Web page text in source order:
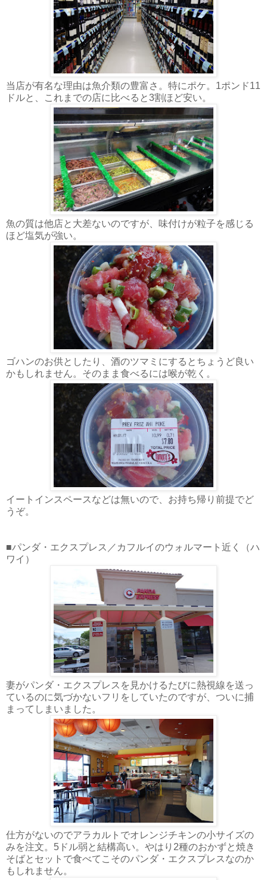
当店が有名な理由は魚介類の豊富さ。特にポケ。1ポンド11
ドルと、これまでの店に比べると3割ほど安い。
魚の質は他店と大差ないのですが、味付けが粒子を感じる
ほど塩気が強い。
ゴハンのお供としたり、酒のツマミにするとちょうど良い
かもしれません。そのまま食べるには喉が乾く。
イートインスペースなどは無いので、お持ち帰り前提でど
うぞ。
■パンダ・エクスプレス／カフルイのウォルマート近く（ハ
ワイ）
妻がパンダ・エクスプレスを見かけるたびに熱視線を送っ
ているのに気づかないフリをしていたのですが、ついに捕
まってしまいました。
仕方がないのでアラカルトでオレンジチキンの小サイズの
みを注文。5ドル弱と結構高い。やはり2種のおかずと焼き
そばとセットで食べてこそのパンダ・エクスプレスなのか
もしれません。